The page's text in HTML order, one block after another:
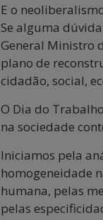
E o
Se alguma
General Ministro
plano de
cidadão, social,
O Dia do
na sociedade
Iniciamos pela
homogeneidade
humana, pelas
pelas